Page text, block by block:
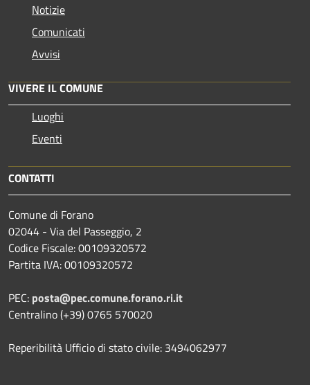
Notizie
Comunicati
Avvisi
VIVERE IL COMUNE
Luoghi
Eventi
CONTATTI
Comune di Forano
02044 - Via del Passeggio, 2
Codice Fiscale: 00109320572
Partita IVA: 00109320572
PEC: posta@pec.comune.forano.ri.it
Centralino (+39) 0765 570020
Reperibilità Ufficio di stato civile: 3494062977